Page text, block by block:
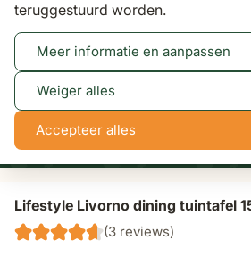
teruggestuurd worden.
Meer informatie en aanpassen
Weiger alles
Accepteer alles
Tot 50% korting
1
dagen
7 3
Lifestyle Livorno dining tuintafel
(3 reviews)